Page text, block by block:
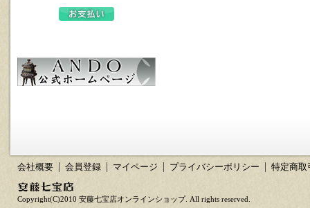
会社概要 会員登録 マイページ プライバシーポリシー 特定商取
Copyright(C)2010 安藤七宝店オンラインショップ. All rights reserved.